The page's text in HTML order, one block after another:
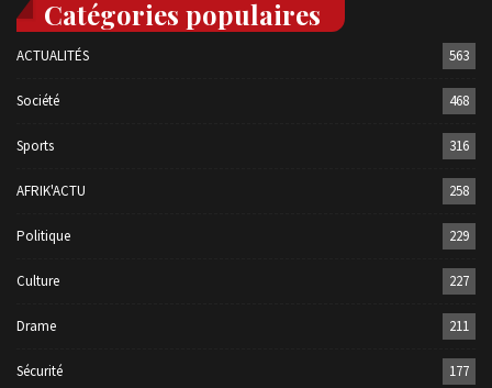
Catégories populaires
ACTUALITÉS 563
Société 468
Sports 316
AFRIK'ACTU 258
Politique 229
Culture 227
Drame 211
Sécurité 177